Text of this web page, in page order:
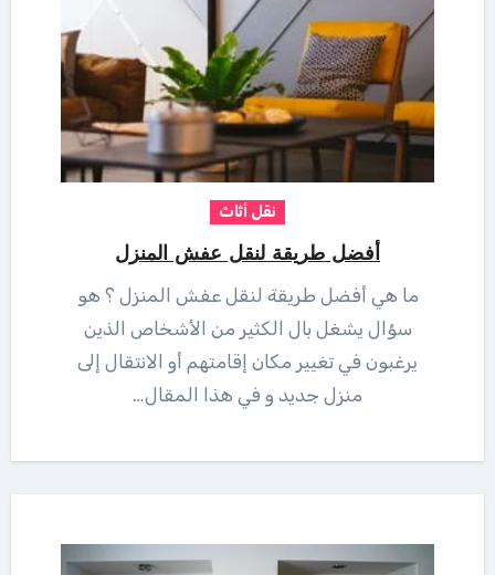
نقل أثاث
أفضل طريقة لنقل عفش المنزل
ما هي أفضل طريقة لنقل عفش المنزل ؟ هو
سؤال يشغل بال الكثير من الأشخاص الذين
يرغبون في تغيير مكان إقامتهم أو الانتقال إلى
منزل جديد و في هذا المقال…